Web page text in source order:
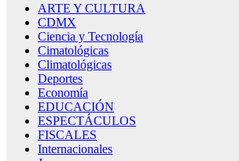
ARTE Y CULTURA
CDMX
Ciencia y Tecnología
Cimatológicas
Climatológicas
Deportes
Economía
EDUCACIÓN
ESPECTÁCULOS
FISCALES
Internacionales